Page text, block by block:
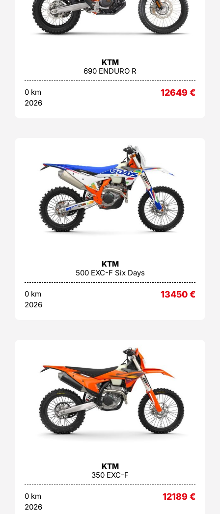
KTM
690 ENDURO R
0 km
2026
12649€
KTM
500 EXC-F Six Days
0 km
2026
13450€
KTM
350 EXC-F
0 km
2026
12189€